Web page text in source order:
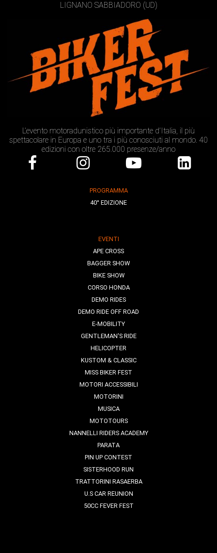
LIGNANO SABBIADORO (UD)
L’evento motoradunistico più importante d’Italia, il più
spettacolare in Europa e uno tra i più conosciuti al mondo. 40
edizioni con oltre 265.000 presenze/anno
PROGRAMMA
40° EDIZIONE
EVENTI
APE CROSS
BAGGER SHOW
BIKE SHOW
CORSO HONDA
DEMO RIDES
DEMO RIDE OFF ROAD
E-MOBILITY
GENTLEMAN'S RIDE
HELICOPTER
KUSTOM & CLASSIC
MISS BIKER FEST
MOTORI ACCESSIBILI
MOTORINI
MUSICA
MOTOTOURS
NANNELLI RIDERS ACADEMY
PARATA
PIN UP CONTEST
SISTERHOOD RUN
TRATTORINI RASAERBA
U.S CAR REUNION
50CC FEVER FEST